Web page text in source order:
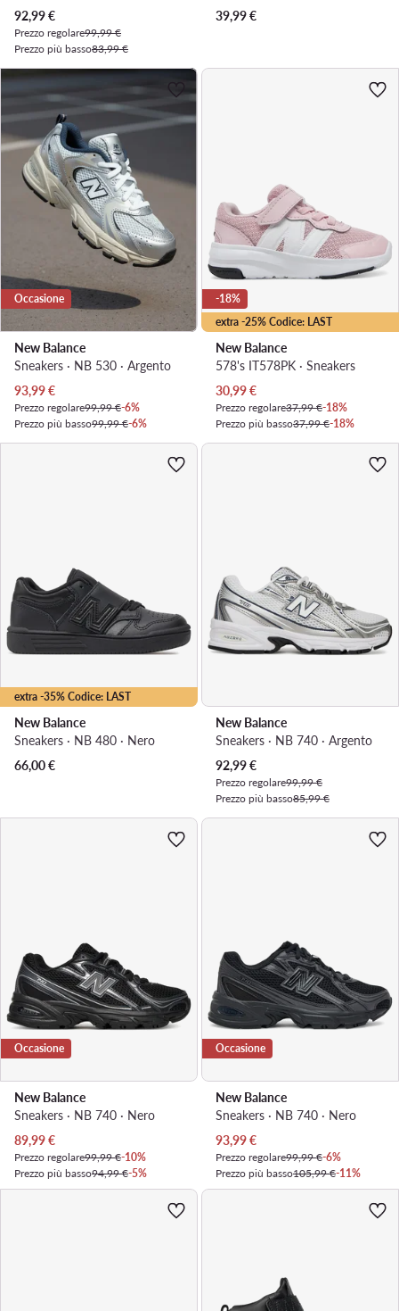
Prezzo attuale
92,99€
Prezzo regolare99,99 €
Prezzo più basso83,99 €
39,99€
Occasione
New Balance
Sneakers · NB 530 · Argento
Prezzo attuale
93,99€
Prezzo regolare99,99 €-6%
Prezzo più basso99,99 €-6%
extra -25% Codice: LAST
-18%
New Balance
578's IT578PK · Sneakers
Prezzo attuale
30,99€
Prezzo regolare37,99 €-18%
Prezzo più basso37,99 €-18%
extra -35% Codice: LAST
New Balance
Sneakers · NB 480 · Nero
66,00€
New Balance
Sneakers · NB 740 · Argento
Prezzo attuale
92,99€
Prezzo regolare99,99 €
Prezzo più basso85,99 €
Occasione
New Balance
Sneakers · NB 740 · Nero
Prezzo attuale
89,99€
Prezzo regolare99,99 €-10%
Prezzo più basso94,99 €-5%
Occasione
New Balance
Sneakers · NB 740 · Nero
Prezzo attuale
93,99€
Prezzo regolare99,99 €-6%
Prezzo più basso105,99 €-11%